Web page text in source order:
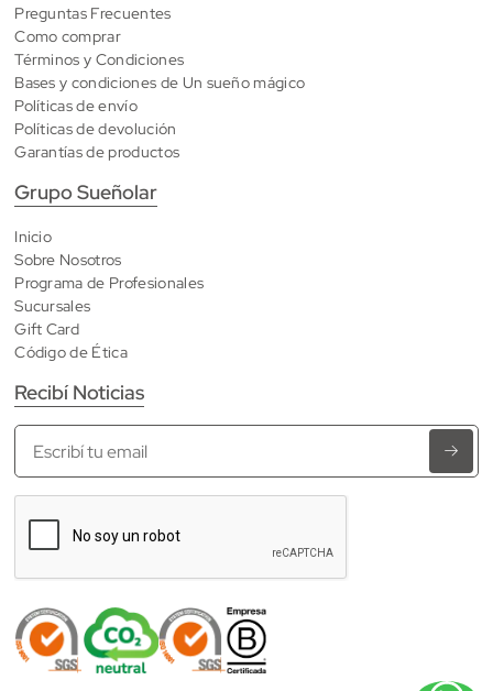
Preguntas Frecuentes
Como comprar
Términos y Condiciones
Bases y condiciones de Un sueño mágico
Políticas de envío
Políticas de devolución
Garantías de productos
Grupo Sueñolar
Inicio
Sobre Nosotros
Programa de Profesionales
Sucursales
Gift Card
Código de Ética
Recibí Noticias